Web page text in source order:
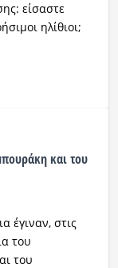
είσαστε
ηλίθιοι;
και του
έγιναν, στις
του
του